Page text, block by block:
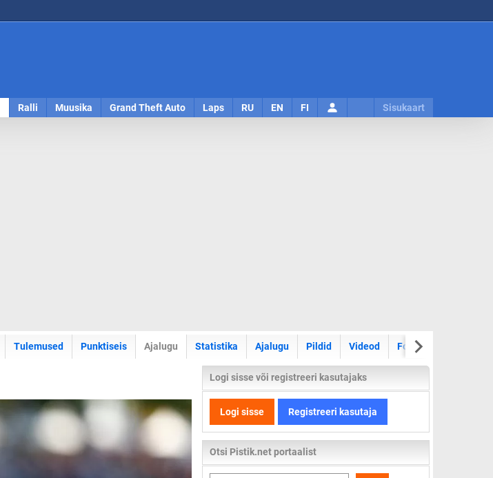
Ralli Muusika Grand Theft Auto Laps RU EN FI Sisukaart
Tulemused Punktiseis Ajalugu Statistika Ajalugu Pildid Videod Foorum
Logi sisse või registreeri kasutajaks
Logi sisse Registreeri kasutaja
Otsi Pistik.net portaalist